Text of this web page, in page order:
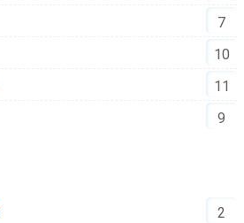
7
10
11
9
2